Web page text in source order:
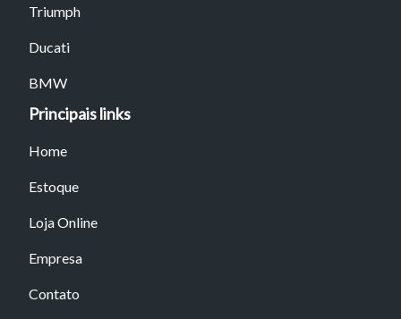
Triumph
Ducati
BMW
Principais links
Home
Estoque
Loja Online
Empresa
Contato